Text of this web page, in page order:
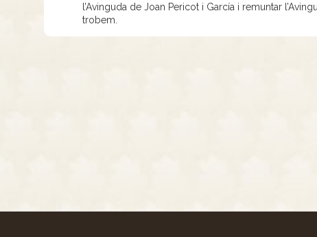
l’Avinguda de Joan Pericot i García i remuntar
trobem.